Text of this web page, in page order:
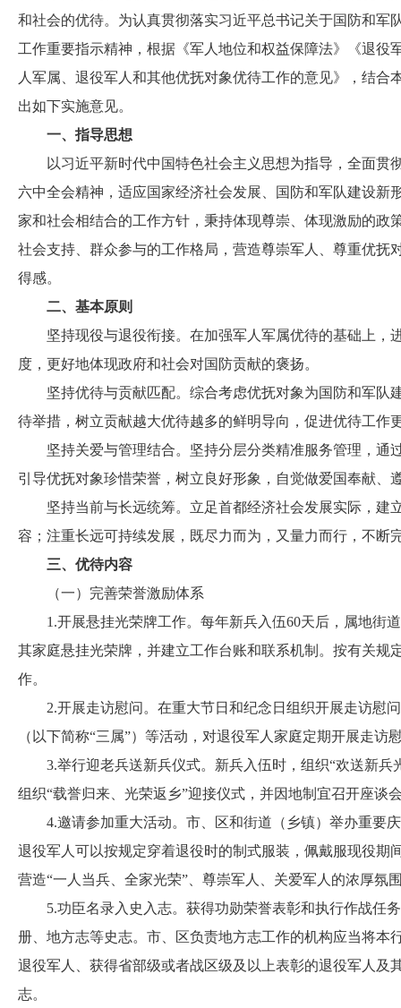
和社会的优待。为认真贯彻落实习近平总书记关于国防和军
工作重要指示精神，根据《军人地位和权益保障法》《退役
人军属、退役军人和其他优抚对象优待工作的意见》，结
出如下实施意见。
一、指导思想
以习近平新时代中国特色社会主义思想为指导，全面贯
六中全会精神，适应国家经济社会发展、国防和军队建设
家和社会相结合的工作方针，秉持体现尊崇、体现激励的政
社会支持、群众参与的工作格局，营造尊崇军人、尊重优抚
得感。
二、基本原则
坚持现役与退役衔接。在加强军人军属优待的基础上，
度，更好地体现政府和社会对国防贡献的褒扬。
坚持优待与贡献匹配。综合考虑优抚对象为国防和军队
待举措，树立贡献越大优待越多的鲜明导向，促进优待工作
坚持关爱与管理结合。坚持分层分类精准服务管理，通
引导优抚对象珍惜荣誉，树立良好形象，自觉做爱国奉献、
坚持当前与长远统筹。立足首都经济社会发展实际，建
容；注重长远可持续发展，既尽力而为，又量力而行，不断
三、优待内容
（一）完善荣誉激励体系
1.开展悬挂光荣牌工作。每年新兵入伍60天后，属地街
其家庭悬挂光荣牌，并建立工作台账和联系机制。按有关规
作。
2.开展走访慰问。在重大节日和纪念日组织开展走访慰
（以下简称“三属”）等活动，对退役军人家庭定期开展走
3.举行迎老兵送新兵仪式。新兵入伍时，组织“欢送新兵
组织“载誉归来、光荣返乡”迎接仪式，并因地制宜召开座谈
4.邀请参加重大活动。市、区和街道（乡镇）举办重要
退役军人可以按规定穿着退役时的制式服装，佩戴服现役期
营造“一人当兵、全家光荣”、尊崇军人、关爱军人的浓厚氛
5.功臣名录入史入志。获得功勋荣誉表彰和执行作战任
册、地方志等史志。市、区负责地方志工作的机构应当将
退役军人、获得省部级或者战区级及以上表彰的退役军人及
志。